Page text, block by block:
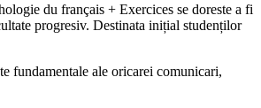
du français + Exercices se doreste a fi
progresiv. Destinata inițial studenților
fundamentale ale oricarei comunicari,